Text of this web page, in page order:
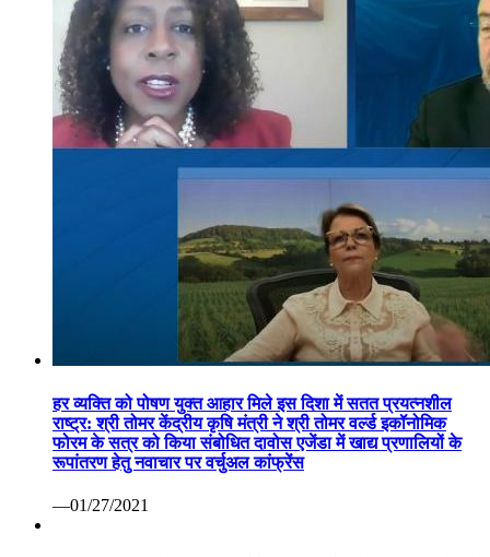
हर व्यक्ति को पोषण युक्त आहार मिले इस दिशा में सतत प्रयत्नशील
राष्ट्र: श्री तोमर केंद्रीय कृषि मंत्री ने श्री तोमर वर्ल्ड इकॉनोमिक
फोरम के सत्र को किया संबोधित दावोस एजेंडा में खाद्य प्रणालियों के
रूपांतरण हेतु नवाचार पर वर्चुअल कांफ्रेंस
—01/27/2021